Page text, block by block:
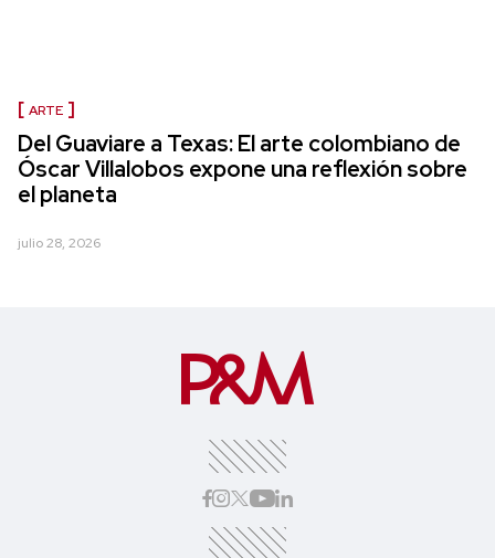
ARTE
Del Guaviare a Texas: El arte colombiano de
Óscar Villalobos expone una reflexión sobre
el planeta
julio 28, 2026